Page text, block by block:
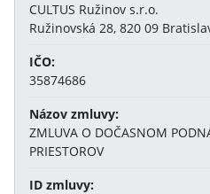
CULTUS Ružinov s.r.o.
Ružinovská 28, 820 09
IČO:
35874686
Názov zmluvy:
ZMLUVA O DOČASNOM
PRIESTOROV
ID zmluvy: